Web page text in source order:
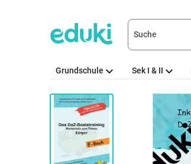
Grundschule Sek I & II